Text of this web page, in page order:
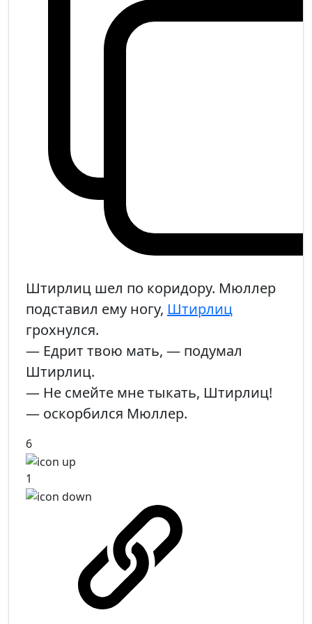
Штирлиц шел по коридору. Мюллер
подставил ему ногу, Штирлиц
грохнулся.
— Едрит твою мать, — подумал
Штирлиц.
— Не смейте мне тыкать, Штирлиц!
— оскорбился Мюллер.
6
1